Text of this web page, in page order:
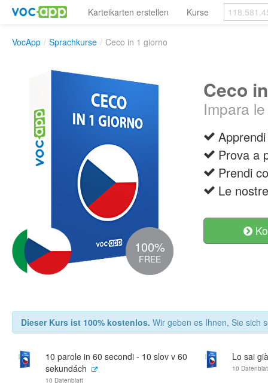
Karteikarten erstellen Kurse
VocApp / Sprachkurse / Ceco in 1 giorno
100%
FREE
Ceco
Impara
Prova a
Prendi
Le
Dieser Kurs ist 100% kostenlos. Wir geben es Ihnen, Sie sich
10 parole in 60 secondi - 10 slov v 60
sekundách
10 Datenblatt
Lo sai
10